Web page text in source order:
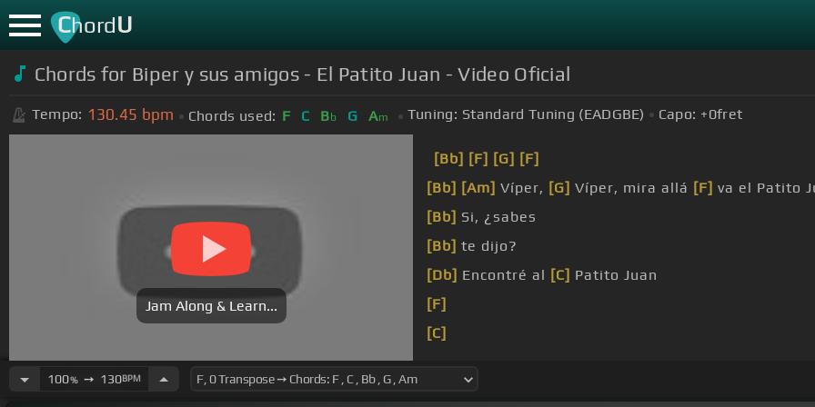
ChordU
Chords for Biper y sus amigos - El Patito Juan - Video Oficial
Tempo: 130.45 bpm Chords used: F C Bb G Am Tuning: Standard Tuning (EADGBE) Capo: +0fret
Jam Along & Learn...
[Bb] [F] [G] [F]
[Bb] [Am] Víper, [G] Víper, mira allá [F] va el Patito
[Bb] Si, ¿sabes
[Bb] te dijo?
[Db] Encontré al [C] Patito Juan
[F]
[C]
100%➙ 130BPM